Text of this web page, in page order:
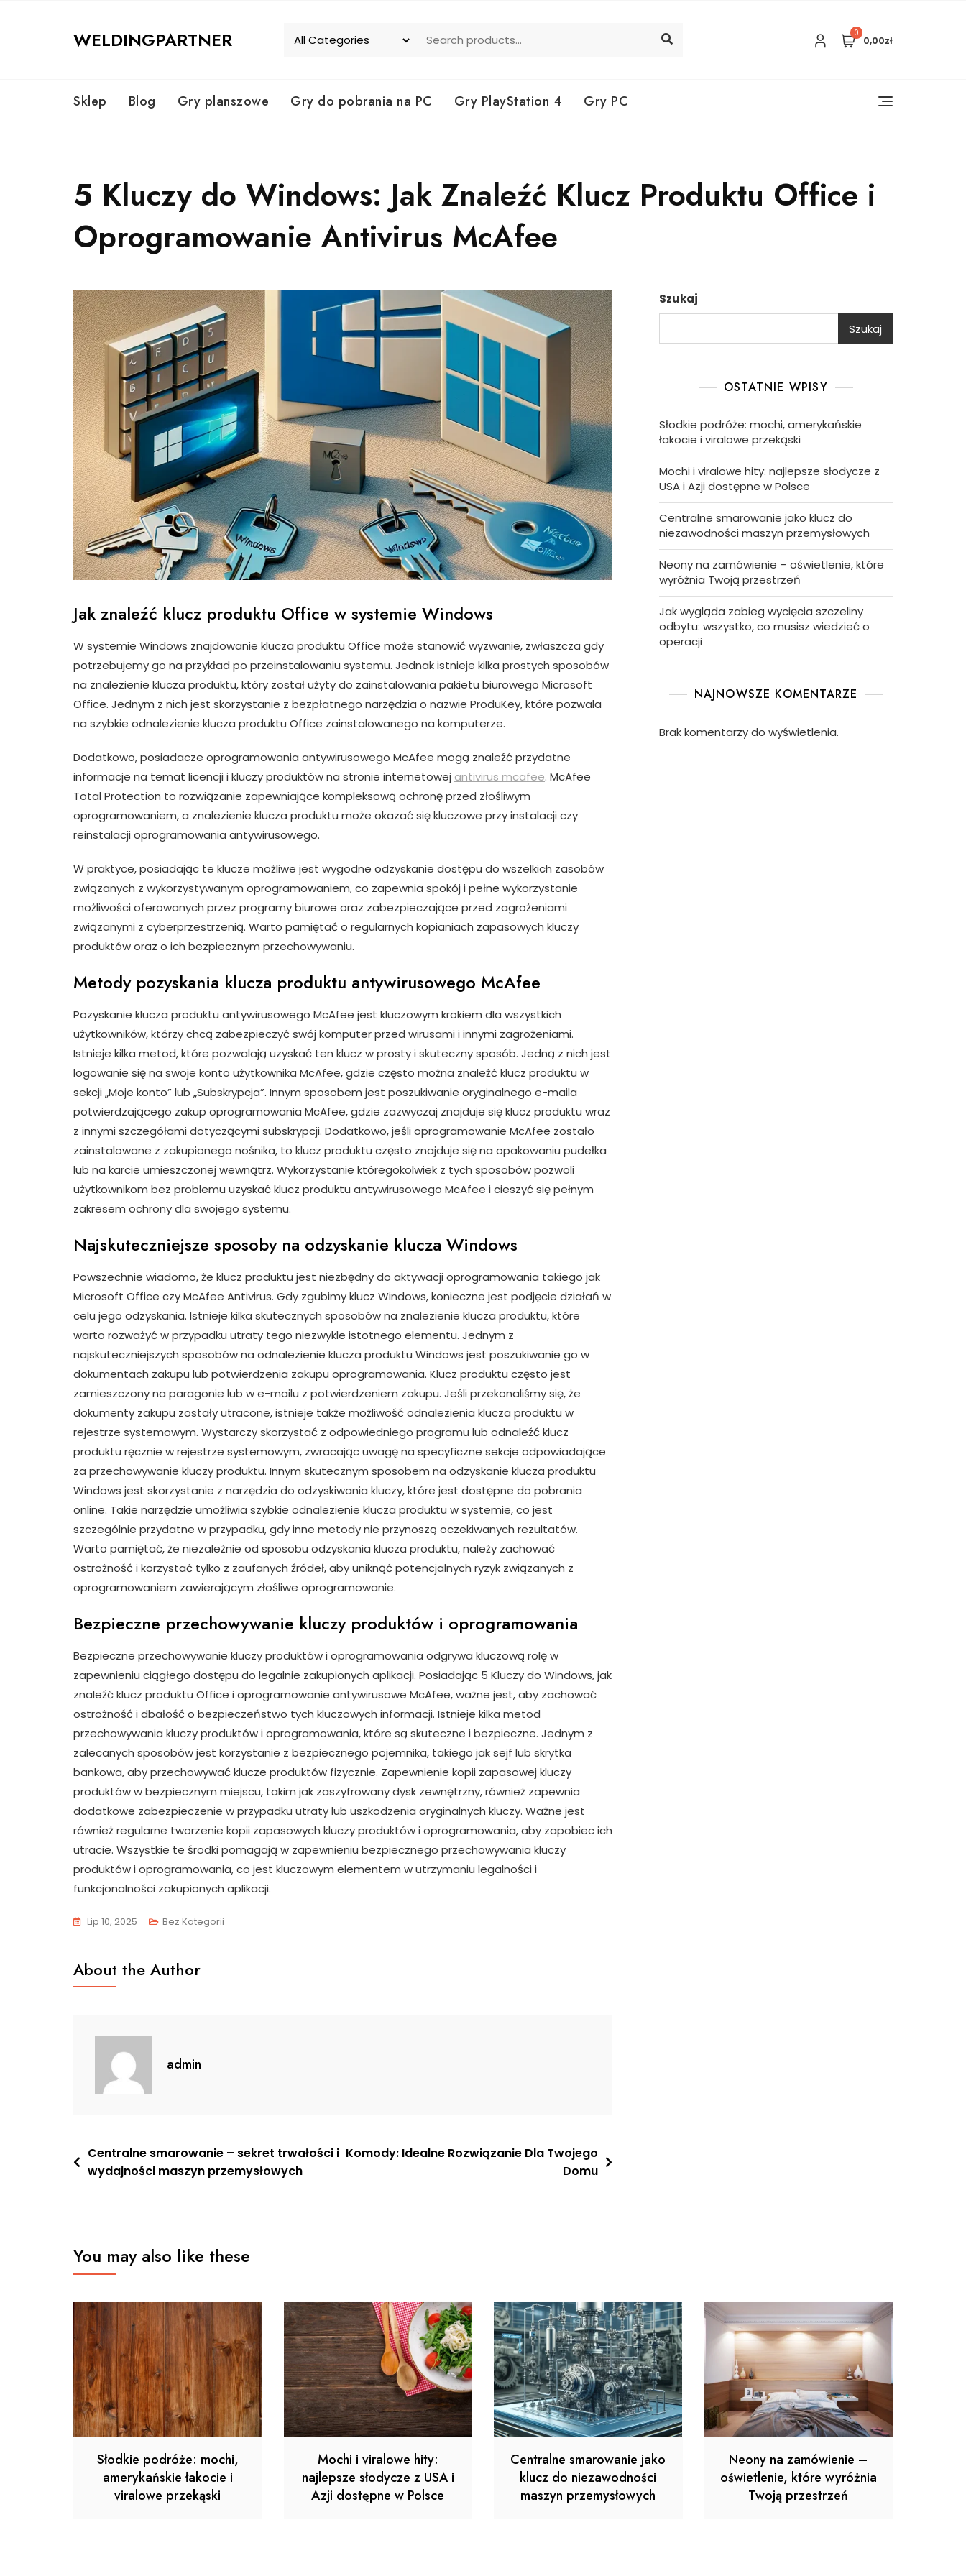
WELDINGPARTNER 0
0,00zł
Sklep Blog Gry planszowe Gry do pobrania na PC Gry PlayStation 4 Gry PC
5 Kluczy do Windows: Jak Znaleźć Klucz Produktu Office i
Oprogramowanie Antivirus McAfee
Jak znaleźć klucz produktu Office w systemie Windows
W systemie Windows znajdowanie klucza produktu Office może stanowić wyzwanie, zwłaszcza gdy
potrzebujemy go na przykład po przeinstalowaniu systemu. Jednak istnieje kilka prostych sposobów
na znalezienie klucza produktu, który został użyty do zainstalowania pakietu biurowego Microsoft
Office. Jednym z nich jest skorzystanie z bezpłatnego narzędzia o nazwie ProduKey, które pozwala
na szybkie odnalezienie klucza produktu Office zainstalowanego na komputerze.
Dodatkowo, posiadacze oprogramowania antywirusowego McAfee mogą znaleźć przydatne
informacje na temat licencji i kluczy produktów na stronie internetowej antivirus mcafee. McAfee
Total Protection to rozwiązanie zapewniające kompleksową ochronę przed złośliwym
oprogramowaniem, a znalezienie klucza produktu może okazać się kluczowe przy instalacji czy
reinstalacji oprogramowania antywirusowego.
W praktyce, posiadając te klucze możliwe jest wygodne odzyskanie dostępu do wszelkich zasobów
związanych z wykorzystywanym oprogramowaniem, co zapewnia spokój i pełne wykorzystanie
możliwości oferowanych przez programy biurowe oraz zabezpieczające przed zagrożeniami
związanymi z cyberprzestrzenią. Warto pamiętać o regularnych kopianiach zapasowych kluczy
produktów oraz o ich bezpiecznym przechowywaniu.
Metody pozyskania klucza produktu antywirusowego McAfee
Pozyskanie klucza produktu antywirusowego McAfee jest kluczowym krokiem dla wszystkich
użytkowników, którzy chcą zabezpieczyć swój komputer przed wirusami i innymi zagrożeniami.
Istnieje kilka metod, które pozwalają uzyskać ten klucz w prosty i skuteczny sposób. Jedną z nich jest
logowanie się na swoje konto użytkownika McAfee, gdzie często można znaleźć klucz produktu w
sekcji „Moje konto” lub „Subskrypcja”. Innym sposobem jest poszukiwanie oryginalnego e-maila
potwierdzającego zakup oprogramowania McAfee, gdzie zazwyczaj znajduje się klucz produktu wraz
z innymi szczegółami dotyczącymi subskrypcji. Dodatkowo, jeśli oprogramowanie McAfee zostało
zainstalowane z zakupionego nośnika, to klucz produktu często znajduje się na opakowaniu pudełka
lub na karcie umieszczonej wewnątrz. Wykorzystanie któregokolwiek z tych sposobów pozwoli
użytkownikom bez problemu uzyskać klucz produktu antywirusowego McAfee i cieszyć się pełnym
zakresem ochrony dla swojego systemu.
Najskuteczniejsze sposoby na odzyskanie klucza Windows
Powszechnie wiadomo, że klucz produktu jest niezbędny do aktywacji oprogramowania takiego jak
Microsoft Office czy McAfee Antivirus. Gdy zgubimy klucz Windows, konieczne jest podjęcie działań w
celu jego odzyskania. Istnieje kilka skutecznych sposobów na znalezienie klucza produktu, które
warto rozważyć w przypadku utraty tego niezwykle istotnego elementu. Jednym z
najskuteczniejszych sposobów na odnalezienie klucza produktu Windows jest poszukiwanie go w
dokumentach zakupu lub potwierdzenia zakupu oprogramowania. Klucz produktu często jest
zamieszczony na paragonie lub w e-mailu z potwierdzeniem zakupu. Jeśli przekonaliśmy się, że
dokumenty zakupu zostały utracone, istnieje także możliwość odnalezienia klucza produktu w
rejestrze systemowym. Wystarczy skorzystać z odpowiedniego programu lub odnaleźć klucz
produktu ręcznie w rejestrze systemowym, zwracając uwagę na specyficzne sekcje odpowiadające
za przechowywanie kluczy produktu. Innym skutecznym sposobem na odzyskanie klucza produktu
Windows jest skorzystanie z narzędzia do odzyskiwania kluczy, które jest dostępne do pobrania
online. Takie narzędzie umożliwia szybkie odnalezienie klucza produktu w systemie, co jest
szczególnie przydatne w przypadku, gdy inne metody nie przynoszą oczekiwanych rezultatów.
Warto pamiętać, że niezależnie od sposobu odzyskania klucza produktu, należy zachować
ostrożność i korzystać tylko z zaufanych źródeł, aby uniknąć potencjalnych ryzyk związanych z
oprogramowaniem zawierającym złośliwe oprogramowanie.
Bezpieczne przechowywanie kluczy produktów i oprogramowania
Bezpieczne przechowywanie kluczy produktów i oprogramowania odgrywa kluczową rolę w
zapewnieniu ciągłego dostępu do legalnie zakupionych aplikacji. Posiadając 5 Kluczy do Windows, jak
znaleźć klucz produktu Office i oprogramowanie antywirusowe McAfee, ważne jest, aby zachować
ostrożność i dbałość o bezpieczeństwo tych kluczowych informacji. Istnieje kilka metod
przechowywania kluczy produktów i oprogramowania, które są skuteczne i bezpieczne. Jednym z
zalecanych sposobów jest korzystanie z bezpiecznego pojemnika, takiego jak sejf lub skrytka
bankowa, aby przechowywać klucze produktów fizycznie. Zapewnienie kopii zapasowej kluczy
produktów w bezpiecznym miejscu, takim jak zaszyfrowany dysk zewnętrzny, również zapewnia
dodatkowe zabezpieczenie w przypadku utraty lub uszkodzenia oryginalnych kluczy. Ważne jest
również regularne tworzenie kopii zapasowych kluczy produktów i oprogramowania, aby zapobiec ich
utracie. Wszystkie te środki pomagają w zapewnieniu bezpiecznego przechowywania kluczy
produktów i oprogramowania, co jest kluczowym elementem w utrzymaniu legalności i
funkcjonalności zakupionych aplikacji.
Lip 10, 2025 Bez Kategorii
About the Author
admin
Nawigacja
wpisu
Centralne smarowanie – sekret trwałości i
wydajności maszyn przemysłowych
Komody: Idealne Rozwiązanie Dla Twojego
Domu
Szukaj
Szukaj
OSTATNIE WPISY
Słodkie podróże: mochi, amerykańskie
łakocie i viralowe przekąski
Mochi i viralowe hity: najlepsze słodycze z
USA i Azji dostępne w Polsce
Centralne smarowanie jako klucz do
niezawodności maszyn przemysłowych
Neony na zamówienie – oświetlenie, które
wyróżnia Twoją przestrzeń
Jak wygląda zabieg wycięcia szczeliny
odbytu: wszystko, co musisz wiedzieć o
operacji
NAJNOWSZE KOMENTARZE
Brak komentarzy do wyświetlenia.
You may also like these
Słodkie podróże: mochi,
amerykańskie łakocie i
viralowe przekąski
Mochi i viralowe hity:
najlepsze słodycze z USA i
Azji dostępne w Polsce
Centralne smarowanie jako
klucz do niezawodności
maszyn przemysłowych
Neony na zamówienie –
oświetlenie, które wyróżnia
Twoją przestrzeń